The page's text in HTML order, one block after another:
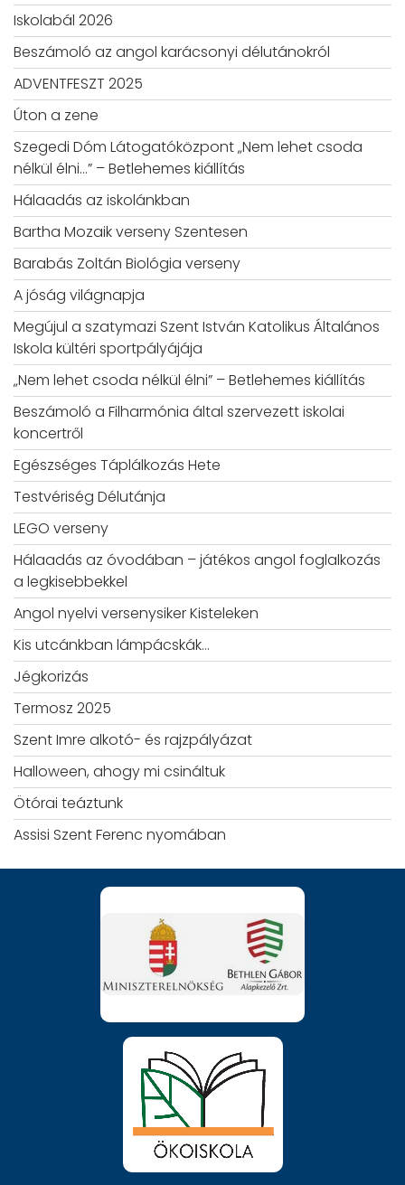
Iskolabál 2026
Beszámoló az angol karácsonyi délutánokról
ADVENTFESZT 2025
Úton a zene
Szegedi Dóm Látogatóközpont „Nem lehet csoda
nélkül élni…” – Betlehemes kiállítás
Hálaadás az iskolánkban
Bartha Mozaik verseny Szentesen
Barabás Zoltán Biológia verseny
A jóság világnapja
Megújul a szatymazi Szent István Katolikus Általános
Iskola kültéri sportpályájája
„Nem lehet csoda nélkül élni” – Betlehemes kiállítás
Beszámoló a Filharmónia által szervezett iskolai
koncertről
Egészséges Táplálkozás Hete
Testvériség Délutánja
LEGO verseny
Hálaadás az óvodában – játékos angol foglalkozás
a legkisebbekkel
Angol nyelvi versenysiker Kisteleken
Kis utcánkban lámpácskák…
Jégkorizás
Termosz 2025
Szent Imre alkotó- és rajzpályázat
Halloween, ahogy mi csináltuk
Ötórai teáztunk
Assisi Szent Ferenc nyomában